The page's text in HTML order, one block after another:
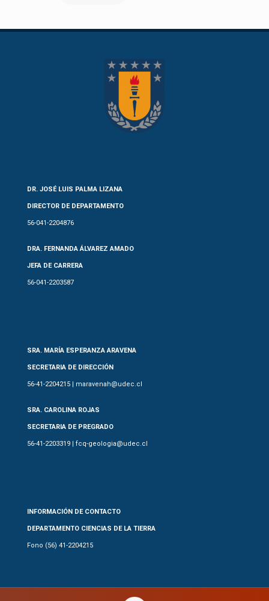
DR. JOSÉ LUIS PALMA LIZANA
DIRECTOR DE DEPARTAMENTO
56-041-2204876
DRA. FERNANDA ÁLVAREZ AMADO
JEFA DE CARRERA
56-041-2203587
SRA. MARÍA ESPERANZA ARAVENA
SECRETARIA DE DIRECCIÓN
56-41-2204215 | maravenah@udec.cl
SRA. CAROLINA ROJAS
SECRETARIA DE PREGRADO
56-41-2203319 | fcq-geologia@udec.cl
INFORMACIÓN DE CONTACTO
DEPARTAMENTO CIENCIAS DE LA TIERRA
Fono (56) 41-2204215